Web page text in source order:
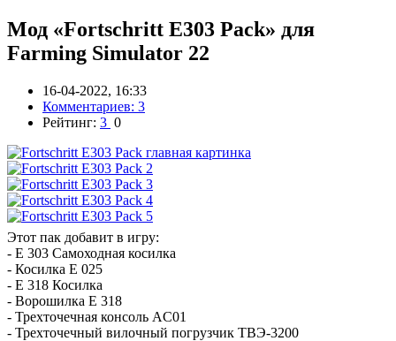
Мод «Fortschritt E303 Pack» для
Farming Simulator 22
16-04-2022, 16:33
Комментариев: 3
Рейтинг: 3 0
Этот пак добавит в игру:
- E 303 Самоходная косилка
- Косилка E 025
- E 318 Косилка
- Ворошилка E 318
- Трехточечная консоль AC01
- Трехточечный вилочный погрузчик ТВЭ-3200